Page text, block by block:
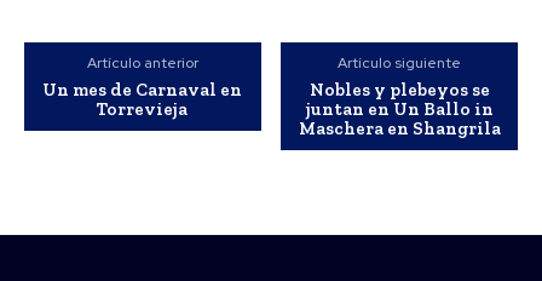
Artículo anterior
Un mes de Carnaval en
Torrevieja
Artículo siguiente
Nobles y plebeyos se
juntan en Un Ballo in
Maschera en Shangrila